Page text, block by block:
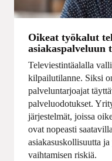
Oikeat työkalut
asiakaspalveluun
Televiestintäalalla
kilpailutilanne. Siksi
palveluntarjoajat
palveluodotukset.
järjestelmät, joissa
ovat nopeasti
asiakasuskollisuutta
vaihtamisen riskiä.